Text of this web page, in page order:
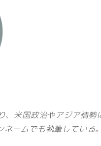
、米国政治やアジア情勢
ームでも執筆している。